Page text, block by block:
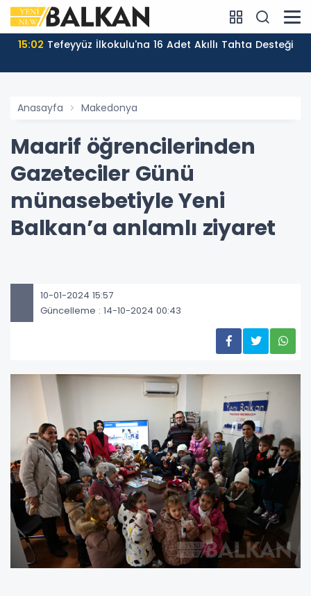
15:02 Tefeyyüz İlkokulu'na 16 Adet Akıllı Tahta Desteği
Anasayfa Makedonya
Maarif öğrencilerinden
Gazeteciler Günü
münasebetiyle Yeni
Balkan’a anlamlı ziyaret
10-01-2024 15:57
Güncelleme : 14-10-2024 00:43